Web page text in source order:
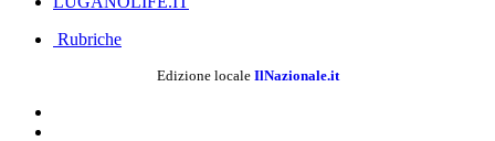
Rubriche
Edizione locale IlNazionale.it